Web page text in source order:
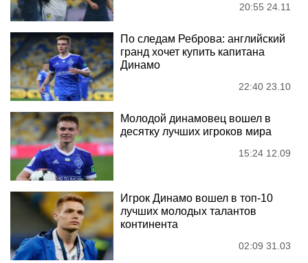
20:55 24.11
По следам Реброва: английский
гранд хочет купить капитана
Динамо
22:40 23.10
Молодой динамовец вошел в
десятку лучших игроков мира
15:24 12.09
Игрок Динамо вошел в топ-10
лучших молодых талантов
континента
02:09 31.03